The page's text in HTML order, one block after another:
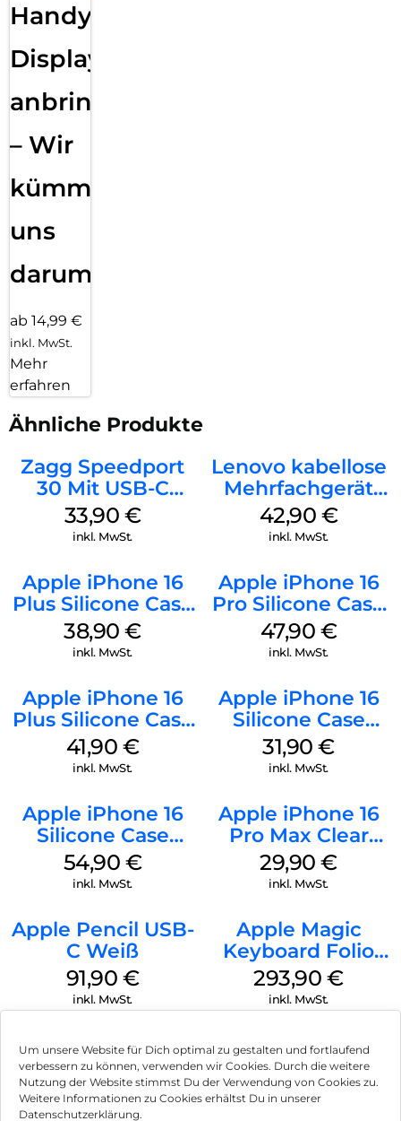
Um unsere Website für Dich optimal zu gestalten und fortlaufend
verbessern zu können, verwenden wir Cookies. Durch die weitere
Nutzung der Website stimmst Du der Verwendung von Cookies zu.
Weitere Informationen zu Cookies erhältst Du in unserer
Datenschutzerklärung.
Handy
Displayfolie
anbringen
– Wir
kümmern
uns
darum!
ab 14,99 €
inkl. MwSt.
Mehr
erfahren
Ähnliche Produkte
Zagg Speedport
30 Mit USB-C
Kabel Weiß
33,90 €
inkl. MwSt.
Lenovo kabellose
Mehrfachgerät
Luna Grey
42,90 €
inkl. MwSt.
Apple iPhone 16
Plus Silicone Case
MagSafe Denim
38,90€
inkl. MwSt.
Apple iPhone 16
Pro Silicone Case
MagSafe Denim
47,90 €
inkl. MwSt.
Apple iPhone 16
Plus Silicone Case
MagSafe Stone
Gray
41,90 €
inkl. MwSt.
Apple iPhone 16
Silicone Case
MagSafe Fuchsia
31,90€
inkl. MwSt.
Apple iPhone 16
Silicone Case
MagSafe Black
54,90 €
inkl. MwSt.
Apple iPhone 16
Pro Max Clear
Case MagSafe
Transparent
29,90€
inkl. MwSt.
Apple Pencil USB-
C Weiß
91,90 €
inkl. MwSt.
Apple Magic
Keyboard Folio
iPad 10.9″ (10.Gen.)
Weiß
293,90€
inkl. MwSt.
Impressum